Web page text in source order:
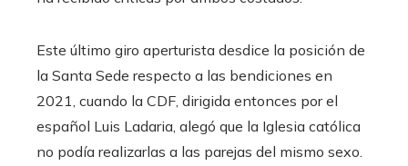
Este último giro aperturista desdice la posición de
la Santa Sede respecto a las bendiciones en
2021, cuando la CDF, dirigida entonces por el
español Luis Ladaria, alegó que la Iglesia católica
no podía realizarlas a las parejas del mismo sexo.